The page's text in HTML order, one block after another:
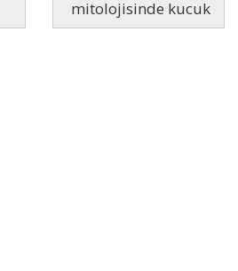
mitolojisinde kucuk